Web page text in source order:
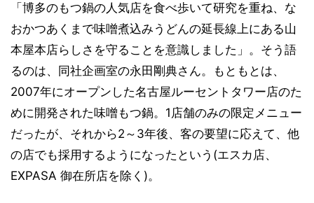
「博多のもつ鍋の人気店を食べ歩いて研究を重ね、な
おかつあくまで味噌煮込みうどんの延長線上にある山
本屋本店らしさを守ることを意識しました」。そう語
るのは、同社企画室の永田剛典さん。もともとは、
2007年にオープンした名古屋ルーセントタワー店のた
めに開発された味噌もつ鍋。1店舗のみの限定メニュー
だったが、それから2～3年後、客の要望に応えて、他
の店でも採用するようになったという(エスカ店、
EXPASA 御在所店を除く)。